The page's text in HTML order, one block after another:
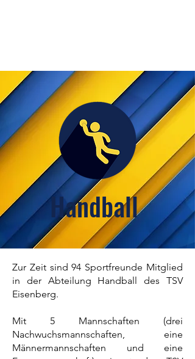
Handball
Zur Zeit sind 94 Sportfreunde Mitglied
in der Abteilung Handball des TSV
Eisenberg.
Mit 5 Mannschaften (drei
Nachwuchsmannschaften, eine
Männermannschaften und eine